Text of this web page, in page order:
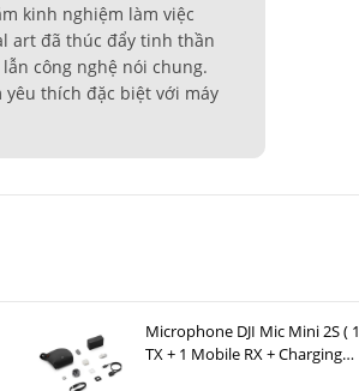
kinh nghiệm làm việc
art đã thúc đẩy tinh thần
công nghệ nói chung.
yêu thích đặc biệt với máy
Microphone DJI Mic Mini 2S ( 1
TX + 1 Mobile RX + Charging